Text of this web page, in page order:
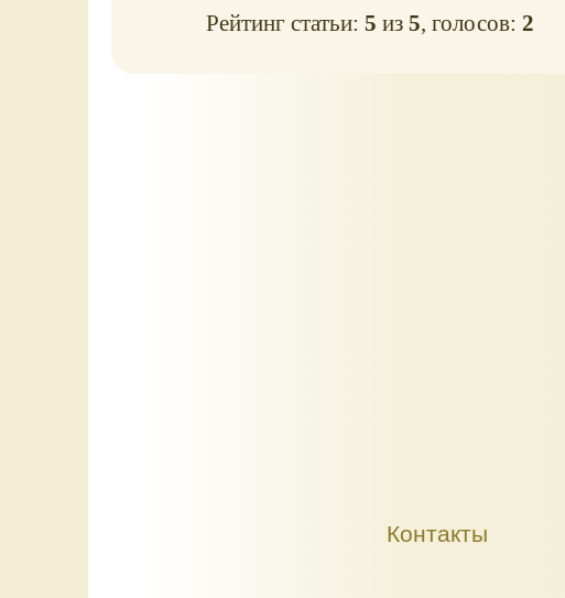
Рейтинг статьи:5 из5, голосов:2
Контакты